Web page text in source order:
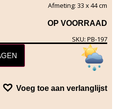
Afmeting: 33 x 44 cm
OP VOORRAAD
SKU: PB-197
Voeg toe aan verlanglijst